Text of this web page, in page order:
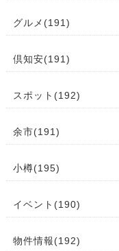
グルメ(191)
倶知安(191)
スポット(192)
余市(191)
小樽(195)
イベント(190)
物件情報(192)